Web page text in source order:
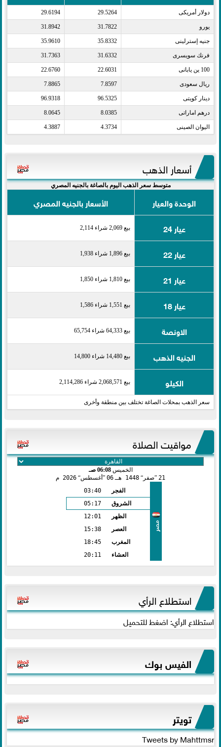
دولار أمريكى​ 29.5264
29.6194
يورو​ 31.7822
31.8942
جنيه إسترلينى​ 35.8332
35.9610
فرنك سويسرى​ 31.6332
31.7363
100 ين يابانى​ 22.6031
22.6760
ريال سعودى​ 7.8597
7.8865
دينار كويتى​ 96.5325
96.9318
درهم اماراتى​ 8.0385
8.0645
اليوان الصينى​ 4.3734
4.3887
أسعار الذهب
متوسط سعر الذهب اليوم بالصاغة بالجنيه المصري
الوحدة والعيار
الأسعار بالجنيه المصري
عيار 24
بيع 2,069 شراء 2,114
عيار 22 بيع 1,896 شراء 1,938
عيار 21 بيع 1,810 شراء 1,850
عيار 18 بيع 1,551 شراء 1,586
الاونصة بيع 64,333 شراء 65,754
الجنيه الذهب بيع 14,480 شراء 14,800
الكيلو بيع 2,068,571 شراء 2,114,286
سعر الذهب بمحلات الصاغة تختلف بين منطقة وأخرى
مواقيت الصلاة
الخميس06:08 صـ
21 صفر 1448 هـ 06 أغسطس 2026 م
مصر
الفجر
03:40
الشروق
05:17
الظهر
12:01
العصر
15:38
المغرب
18:45
العشاء
20:11
استطلاع الرأي
استطلاع الرأي: اضغط للتحميل
الفيس بوك
تويتر
Tweets by Mahttmsr